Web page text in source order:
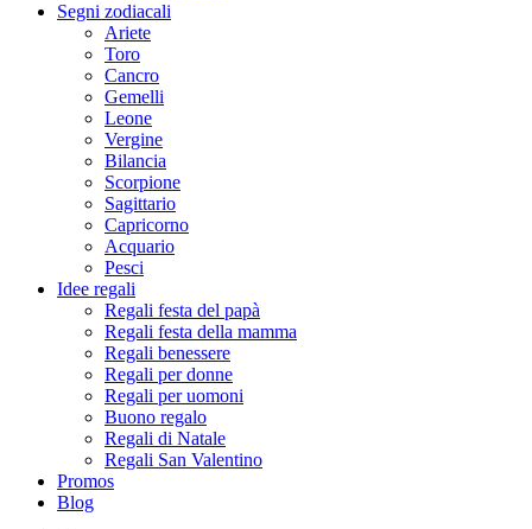
Segni zodiacali
Ariete
Toro
Cancro
Gemelli
Leone
Vergine
Bilancia
Scorpione
Sagittario
Capricorno
Acquario
Pesci
Idee regali
Regali festa del papà
Regali festa della mamma
Regali benessere
Regali per donne
Regali per uomoni
Buono regalo
Regali di Natale
Regali San Valentino
Promos
Blog